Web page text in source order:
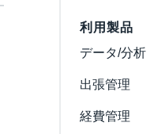
利用製品
データ/分析
出張管理
経費管理